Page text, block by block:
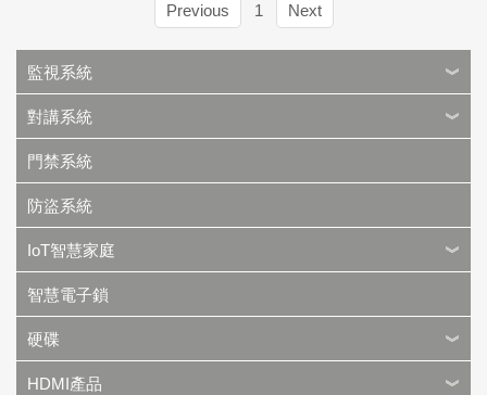
Previous 1 Next
監視系統
對講系統
門禁系統
防盜系統
IoT智慧家庭
智慧電子鎖
硬碟
HDMI產品